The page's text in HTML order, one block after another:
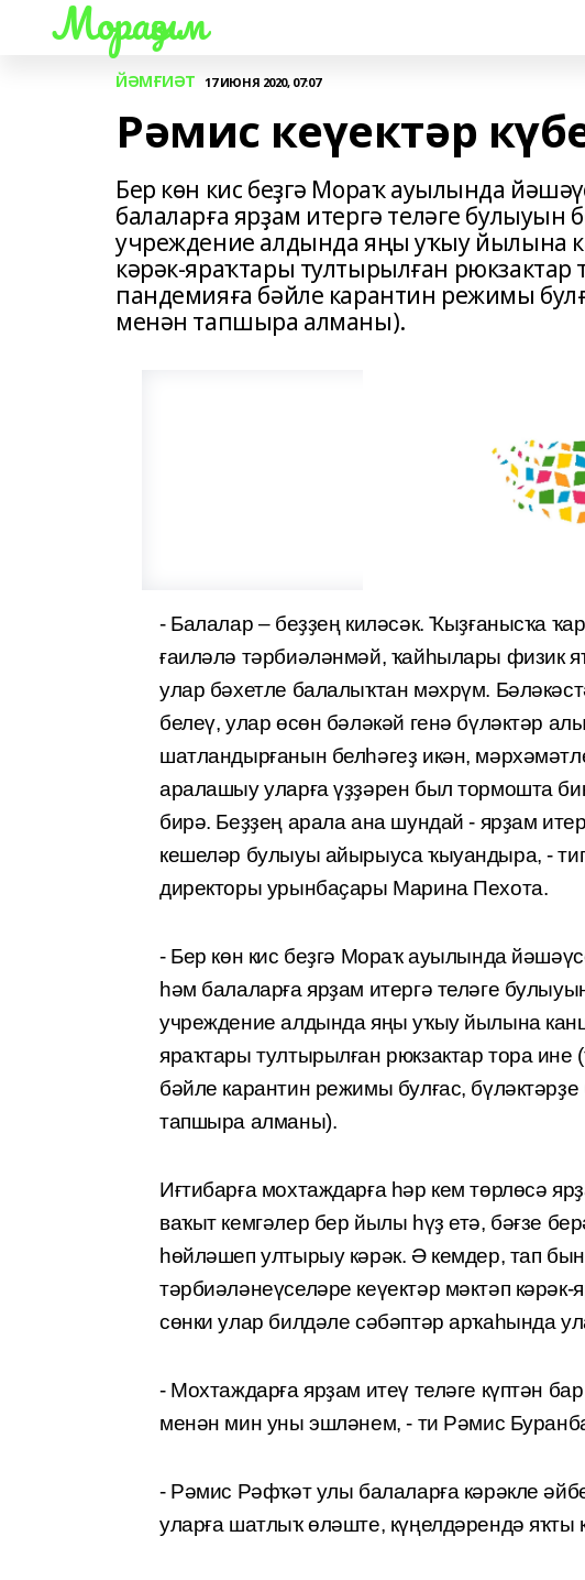
Мораҙым
ЙӘМҒИӘТ 17 ИЮНЯ 2020, 07:07
Рәмис кеүектәр
Бер көн кис беҙгә Мораҡ ауылында
балаларға ярҙам итергә теләге булыуын
учреждение алдында яңы уҡыу йылына
кәрәк-яраҡтары тултырылған
пандемияға бәйле карантин режимы
менән тапшыра алманы).
- Балалар – беҙҙең киләсәк. Ҡыҙғанысҡа
ғаиләлә тәрбиәләнмәй, ҡайһылары физик
улар бәхетле балалыҡтан мәхрүм.
белеү, улар өсөн бәләкәй генә бүләктәр
шатландырғанын белһәгеҙ икән,
аралашыу уларға үҙҙәрен был тормошта
бирә. Беҙҙең арала ана шундай - ярҙам
кешеләр булыуы айырыуса ҡыуандыра, -
директоры урынбаҫары Марина Пехота.
- Бер көн кис беҙгә Мораҡ ауылында
һәм балаларға ярҙам итергә теләге
учреждение алдында яңы уҡыу йылына
яраҡтары тултырылған рюкзактар тора
бәйле карантин режимы булғас,
тапшыра алманы).
Иғтибарға мохтаждарға һәр кем төрлөсә
ваҡыт кемгәлер бер йылы һүҙ етә, бәғзе
һөйләшеп ултырыу кәрәк. Ә кемдер, тап
тәрбиәләнеүселәре кеүектәр мәктәп
сөнки улар билдәле сәбәптәр арҡаһында
- Мохтаждарға ярҙам итеү теләге күптән
менән мин уны эшләнем, - ти Рәмис
- Рәмис Рәфҡәт улы балаларға кәрәкле
уларға шатлыҡ өләште, күңелдәрендә яҡты